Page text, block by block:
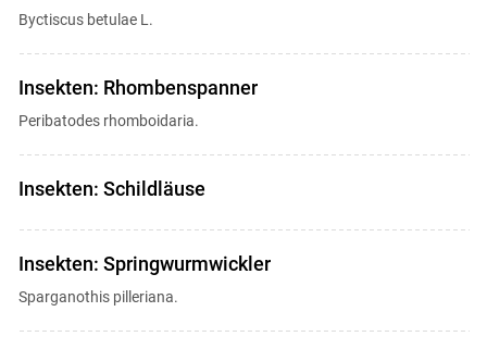
Byctiscus betulae L.
Insekten: Rhombenspanner
Peribatodes rhomboidaria.
Insekten: Schildläuse
Insekten: Springwurmwickler
Sparganothis pilleriana.